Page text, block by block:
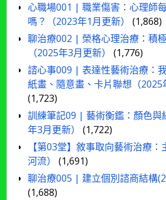
心職場001 | 職業傷害：心理師
嗎？（2023年1月更新）
(1,868)
聊治療002 | 榮格心理治療：積
（2025年3月更新）
(1,776)
諮心事009 | 表達性藝術治療：
紙畫、隨意畫、卡片聯想（2025
(1,723)
訓練筆記09 | 藝術衡鑑：顏色與
年3月更新）
(1,722)
【第03堂】敘事取向藝術治療
河流）
(1,691)
聊治療005 | 建立個別諮商結構
(1,688)